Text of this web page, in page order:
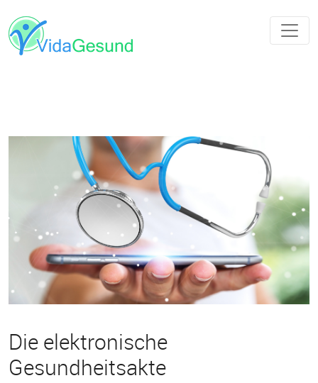
Die elektronische
Gesundheitsakte